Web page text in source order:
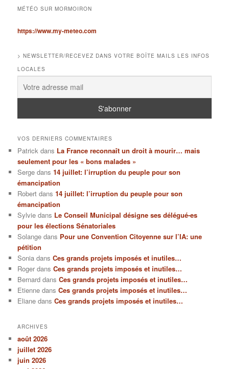
MÉTÉO SUR MORMOIRON
https://www.my-meteo.com
> NEWSLETTER/RECEVEZ DANS VOTRE BOÎTE MAILS LES INFOS
LOCALES
VOS DERNIERS COMMENTAIRES
Patrick dans La France reconnaît un droit à mourir… mais
seulement pour les « bons malades »
Serge dans14 juillet: l’irruption du peuple pour son
émancipation
Robert dans14 juillet: l’irruption du peuple pour son
émancipation
Sylvie dans Le Conseil Municipal désigne ses délégué-es
pour les élections Sénatoriales
Solange dans Pour une Convention Citoyenne sur l’IA: une
pétition
Sonia dansCes grands projets imposés et inutiles…
Roger dansCes grands projets imposés et inutiles…
Bernard dansCes grands projets imposés et inutiles…
Etienne dansCes grands projets imposés et inutiles…
Eliane dansCes grands projets imposés et inutiles…
ARCHIVES
août 2026
juillet 2026
juin 2026